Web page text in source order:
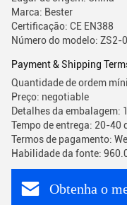
Marca: Bester
Certificação: CE EN388
Número do modelo: ZS2-
Payment & Shipping
Quantidade de ordem
Preço: negotiable
Detalhes da
Tempo de entrega: 20-40
Termos de pagamento:
Habilidade da fonte:
Obtenha o